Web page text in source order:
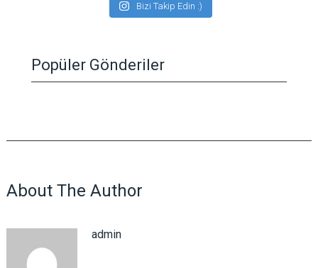
Bizi Takip Edin :)
Popüler Gönderiler
About The Author
admin